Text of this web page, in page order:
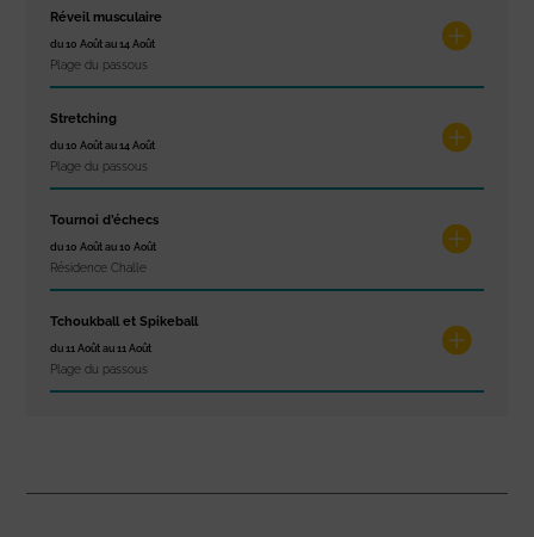
Réveil musculaire
du 10 Août au 14 Août
Plage du passous
Stretching
du 10 Août au 14 Août
Plage du passous
Tournoi d’échecs
du 10 Août au 10 Août
Résidence Challe
Tchoukball et Spikeball
du 11 Août au 11 Août
Plage du passous